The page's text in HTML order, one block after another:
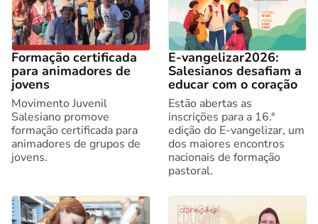
Formação certificada
para animadores de
jovens
Movimento Juvenil
Salesiano promove
formação certificada para
animadores de grupos de
jovens.
E-vangelizar2026:
Salesianos desafiam a
educar com o coração
Estão abertas as
inscrições para a 16.ª
edição do E-vangelizar, um
dos maiores encontros
nacionais de formação
pastoral.